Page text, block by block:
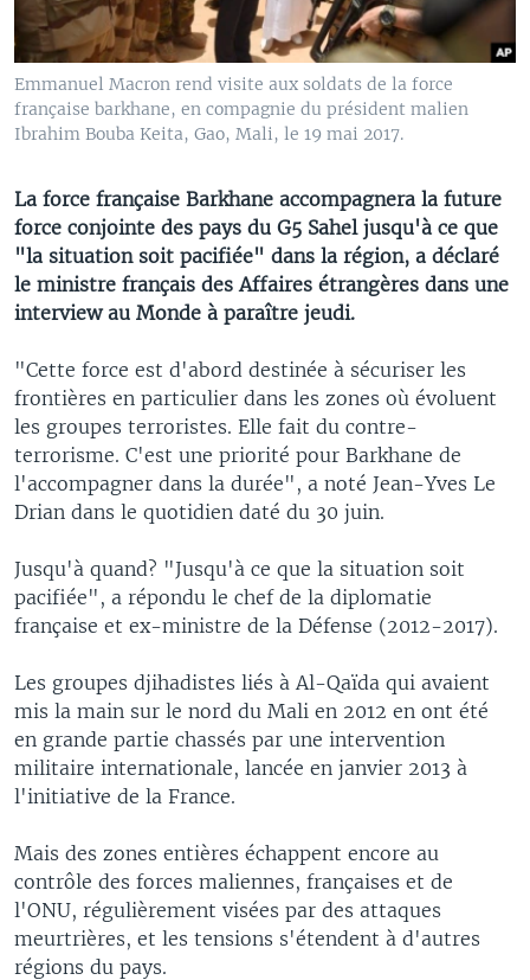
Emmanuel Macron rend visite aux soldats de la force
française barkhane, en compagnie du président malien
Ibrahim Bouba Keita, Gao, Mali, le 19 mai 2017.
La force française Barkhane accompagnera la future
force conjointe des pays du G5 Sahel jusqu'à ce que
"la situation soit pacifiée" dans la région, a déclaré
le ministre français des Affaires étrangères dans une
interview au Monde à paraître jeudi.
"Cette force est d'abord destinée à sécuriser les
frontières en particulier dans les zones où évoluent
les groupes terroristes. Elle fait du contre-
terrorisme. C'est une priorité pour Barkhane de
l'accompagner dans la durée", a noté Jean-Yves Le
Drian dans le quotidien daté du 30 juin.
Jusqu'à quand? "Jusqu'à ce que la situation soit
pacifiée", a répondu le chef de la diplomatie
française et ex-ministre de la Défense (2012-2017).
Les groupes djihadistes liés à Al-Qaïda qui avaient
mis la main sur le nord du Mali en 2012 en ont été
en grande partie chassés par une intervention
militaire internationale, lancée en janvier 2013 à
l'initiative de la France.
Mais des zones entières échappent encore au
contrôle des forces maliennes, françaises et de
l'ONU, régulièrement visées par des attaques
meurtrières, et les tensions s'étendent à d'autres
régions du pays.